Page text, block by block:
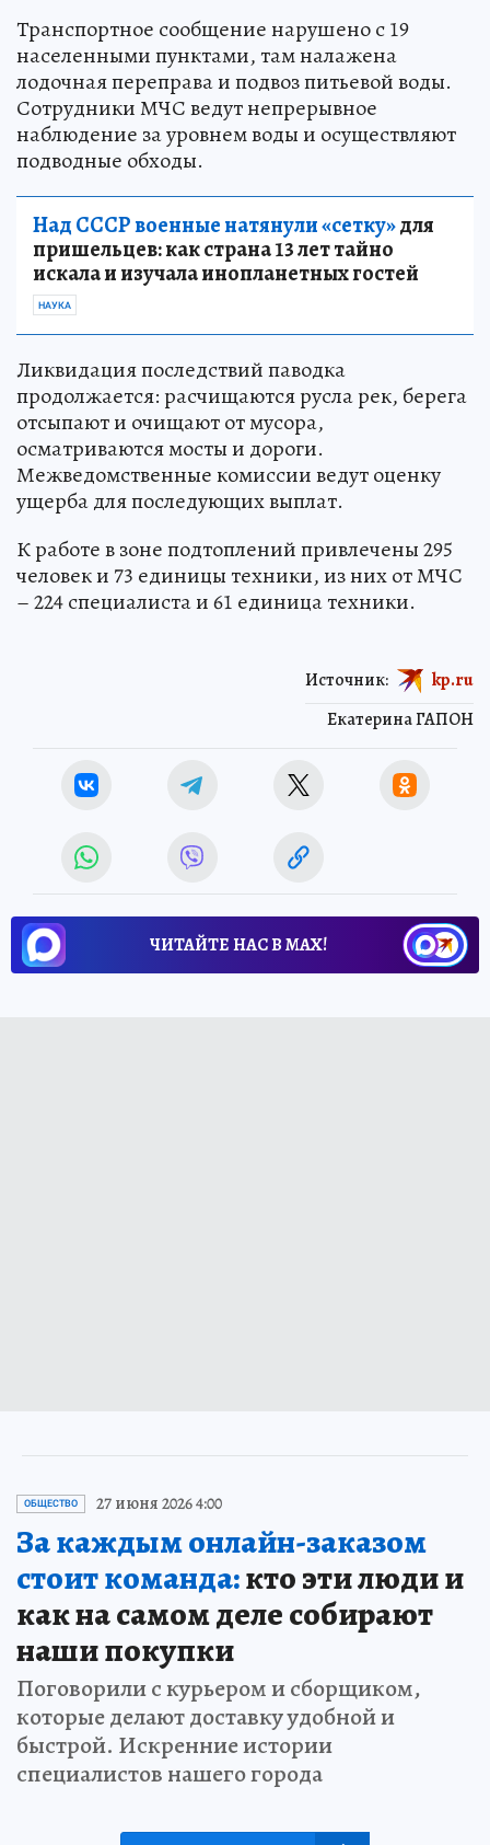
Транспортное сообщение нарушено с 19
населенными пунктами, там налажена
лодочная переправа и подвоз питьевой воды.
Сотрудники МЧС ведут непрерывное
наблюдение за уровнем воды и осуществляют
подводные обходы.
Над СССР военные натянули «сетку»для
пришельцев: как страна 13 лет тайно
искала и изучала инопланетных гостей
НАУКА
Ликвидация последствий паводка
продолжается: расчищаются русла рек, берега
отсыпают и очищают от мусора,
осматриваются мосты и дороги.
Межведомственные комиссии ведут оценку
ущерба для последующих выплат.
К работе в зоне подтоплений привлечены 295
человек и 73 единицы техники, из них от МЧС
– 224 специалиста и 61 единица техники.
Екатерина ГАПОН
Источник: kp.ru
ЧИТАЙТЕ НАС В МАХ!
ОБЩЕСТВО 27 июня 2026 4:00
За каждым онлайн-заказом
стоит команда:кто эти люди и
как на самом деле собирают
наши покупки
Поговорили с курьером и сборщиком,
которые делают доставку удобной и
быстрой. Искренние истории
специалистов нашего города